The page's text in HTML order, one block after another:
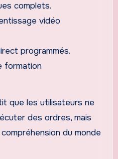
complets.
vidéo
programmés.
formation
que les utilisateurs ne
des ordres, mais
du monde